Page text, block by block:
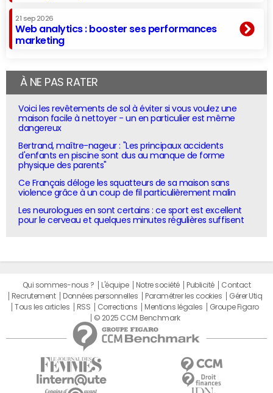
21 sep 2026
Web analytics : booster ses performances
marketing
À NE PAS RATER
Voici les revêtements de sol à éviter si vous voulez une
maison facile à nettoyer - un en particulier est même
dangereux
Bertrand, maître-nageur : "Les principaux accidents
d'enfants en piscine sont dus au manque de forme
physique des parents"
Ce Français déloge les squatteurs de sa maison sans
violence grâce à un coup de fil particulièrement malin
Les neurologues en sont certains : ce sport est excellent
pour le cerveau et quelques minutes régulières suffisent
Qui sommes-nous ? L'équipe Notre société Publicité
Contact
Recrutement
Données personnelles Paramétrer les cookies
Gérer Utiq
Tous les articles
RSS Corrections Mentions légales
Groupe Figaro
© 2025 CCM Benchmark